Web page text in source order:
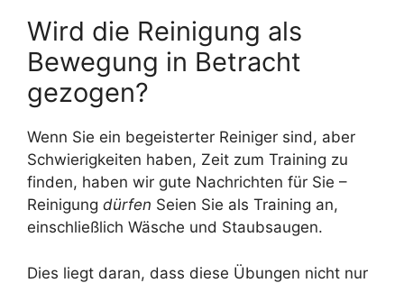
Wird die Reinigung als
Bewegung in Betracht
gezogen?
Wenn Sie ein begeisterter Reiniger sind, aber
Schwierigkeiten haben, Zeit zum Training zu
finden, haben wir gute Nachrichten für Sie –
Reinigung dürfen Seien Sie als Training an,
einschließlich Wäsche und Staubsaugen.
Dies liegt daran, dass diese Übungen nicht nur